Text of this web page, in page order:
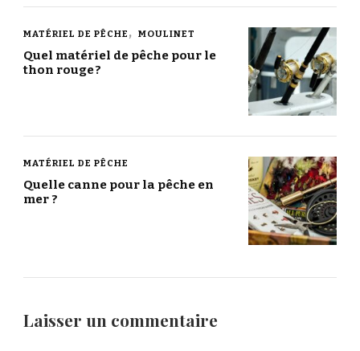
MATÉRIEL DE PÊCHE MOULINET
Quel matériel de pêche pour le
thon rouge ?
MATÉRIEL DE PÊCHE
Quelle canne pour la pêche en
mer ?
Laisser un commentaire